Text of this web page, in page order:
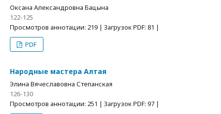
Оксана Александровна Бацына
122-125
Просмотров аннотации: 219 | Загрузок PDF: 81 |
PDF
Народные мастера Алтая
Элина Вячеславовна Степанская
126-130
Просмотров аннотации: 251 | Загрузок PDF: 97 |